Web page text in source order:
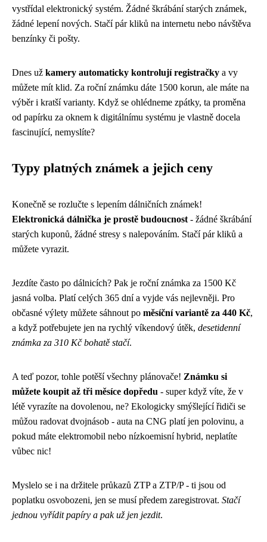
vystřídal elektronický systém. Žádné škrábání starých známek,
žádné lepení nových. Stačí pár kliků na internetu nebo návštěva
benzínky či pošty.
Dnes už kamery automaticky kontrolují registračky a vy
můžete mít klid. Za roční známku dáte 1500 korun, ale máte na
výběr i kratší varianty. Když se ohlédneme zpátky, ta proměna
od papírku za oknem k digitálnímu systému je vlastně docela
fascinující, nemyslíte?
Typy platných známek a jejich ceny
Konečně se rozlučte s lepením dálničních známek!
Elektronická dálnička je prostě budoucnost - žádné škrábání
starých kuponů, žádné stresy s nalepováním. Stačí pár kliků a
můžete vyrazit.
Jezdíte často po dálnicích? Pak je roční známka za 1500 Kč
jasná volba. Platí celých 365 dní a vyjde vás nejlevněji. Pro
občasné výlety můžete sáhnout po měsíční variantě za 440 Kč,
a když potřebujete jen na rychlý víkendový útěk, desetidenní
známka za 310 Kč bohatě stačí.
A teď pozor, tohle potěší všechny plánovače! Známku si
můžete koupit až tři měsíce dopředu - super když víte, že v
létě vyrazíte na dovolenou, ne? Ekologicky smýšlející řidiči se
můžou radovat dvojnásob - auta na CNG platí jen polovinu, a
pokud máte elektromobil nebo nízkoemisní hybrid, neplatíte
vůbec nic!
Myslelo se i na držitele průkazů ZTP a ZTP/P - ti jsou od
poplatku osvobozeni, jen se musí předem zaregistrovat. Stačí
jednou vyřídit papíry a pak už jen jezdit.